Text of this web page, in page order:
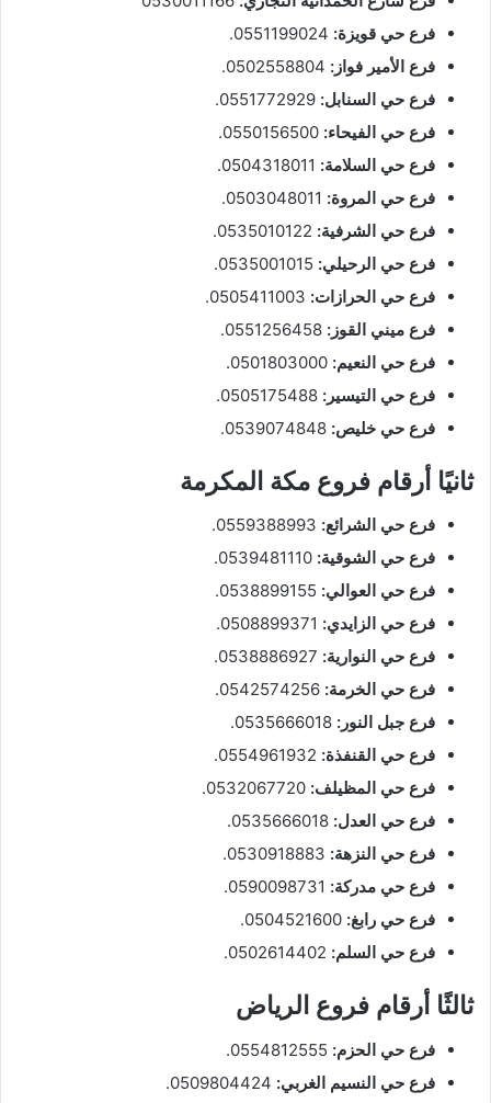
فرع حي قويزة: 0551199024.
فرع الأمير فواز: 0502558804.
فرع حي السنابل: 0551772929.
فرع حي الفيحاء: 0550156500.
فرع حي السلامة: 0504318011.
فرع حي المروة: 0503048011.
فرع حي الشرفية: 0535010122.
فرع حي الرحيلي: 0535001015.
فرع حي الحرازات: 0505411003.
فرع ميني القوز: 0551256458.
فرع حي النعيم: 0501803000.
فرع حي التيسير: 0505175488.
فرع حي خليص: 0539074848.
ثانيًا أرقام فروع مكة المكرمة
فرع حي الشرائع: 0559388993.
فرع حي الشوقية: 0539481110.
فرع حي العوالي: 0538899155.
فرع حي الزايدي: 0508899371.
فرع حي النوارية: 0538886927.
فرع حي الخرمة: 0542574256.
فرع جبل النور: 0535666018.
فرع حي القنفذة: 0554961932.
فرع حي المظيلف: 0532067720.
فرع حي العدل: 0535666018.
فرع حي النزهة: 0530918883.
فرع حي مدركة: 0590098731.
فرع حي رابغ: 0504521600.
فرع حي السلم: 0502614402.
ثالثًا أرقام فروع الرياض
فرع حي الحزم: 0554812555.
فرع حي النسيم الغربي: 0509804424.